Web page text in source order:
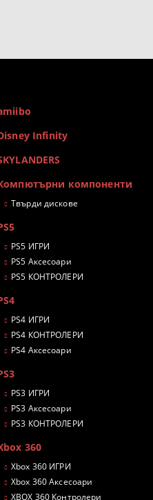
Infinity
компоненти
Твърди дискове
PS5 ИГРИ
PS5 Аксесоари
PS5 КОНТРОЛЕРИ
PS4 ИГРИ
PS4 КОНТРОЛЕРИ
PS4 Аксесоари
PS3 ИГРИ
PS3 Аксесоари
PS3 КОНТРОЛЕРИ
360
Xbox 360 ИГРИ
Xbox 360 Аксесоари
XBOX 360 Контролери